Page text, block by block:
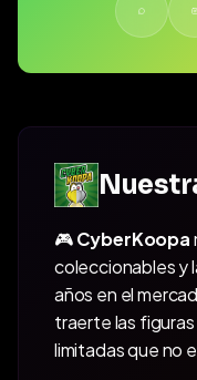
🎮CyberKoopa
coleccionables y
años en el
traerte las
limitadas que no